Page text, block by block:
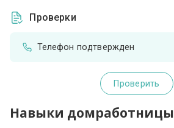
Проверки
Телефон подтвержден
Проверить
Навыки домработницы